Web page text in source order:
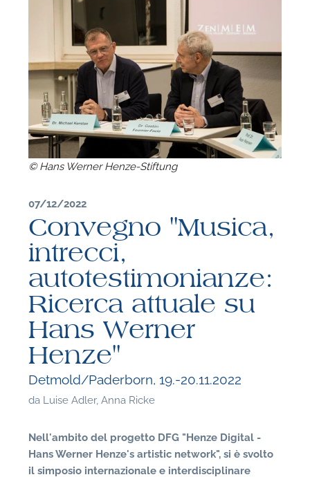
© Hans Werner Henze-Stiftung
07/12/2022
Convegno "Musica,
intrecci,
autotestimonianze:
Ricerca attuale su
Hans Werner
Henze"
Detmold/Paderborn, 19.-20.11.2022
da Luise Adler, Anna Ricke
Nell'ambito del progetto DFG "Henze Digital -
Hans Werner Henze's artistic network", si è svolto
il simposio internazionale e interdisciplinare